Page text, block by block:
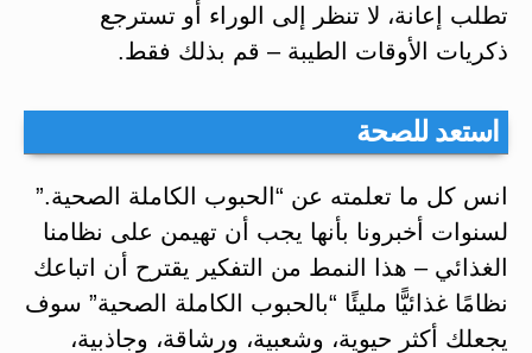
تطلب إعانة، لا تنظر إلى الوراء أو تسترجع
ذكريات الأوقات الطيبة – قم بذلك فقط.
استعد للصحة
انس كل ما تعلمته عن “الحبوب الكاملة الصحية.”
لسنوات أخبرونا بأنها يجب أن تهيمن على نظامنا
الغذائي – هذا النمط من التفكير يقترح أن اتباعك
نظامًا غذائيًّا مليئًا “بالحبوب الكاملة الصحية” سوف
يجعلك أكثر حيوية، وشعبية، ورشاقة، وجاذبية،